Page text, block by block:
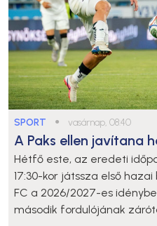
SPORT ● vasárnap, 08:40
A Paks ellen javítana
Hétfő este, az eredeti
17:30-kor játssza első
FC a 2026/2027-es
második fordulójának